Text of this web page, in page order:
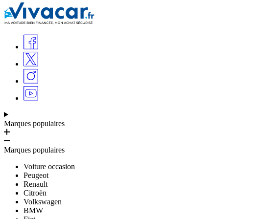
Marques populaires
Marques populaires
Voiture occasion
Peugeot
Renault
Citroën
Volkswagen
BMW